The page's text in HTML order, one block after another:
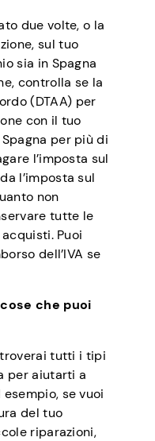
due volte, o la
sul tuo
sia in Spagna
controlla se la
(DTAA) per
con il tuo
per più di
l’imposta sul
l’imposta sul
non
tutte le
Puoi
dell’IVA se
che puoi
tutti i tipi
per aiutarti a
se vuoi
del tuo
riparazioni,